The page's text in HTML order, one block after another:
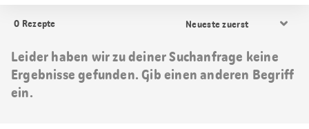
0 Rezepte
Sortierung
Leider haben wir zu deiner Suchanfrage keine
Ergebnisse gefunden. Gib einen anderen Begriff
ein.